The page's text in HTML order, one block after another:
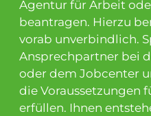
Agentur für Arbeit
beantragen. Hierzu
vorab unverbindlich.
Ansprechpartner bei
oder dem Jobcenter
die Voraussetzungen
erfüllen. Ihnen